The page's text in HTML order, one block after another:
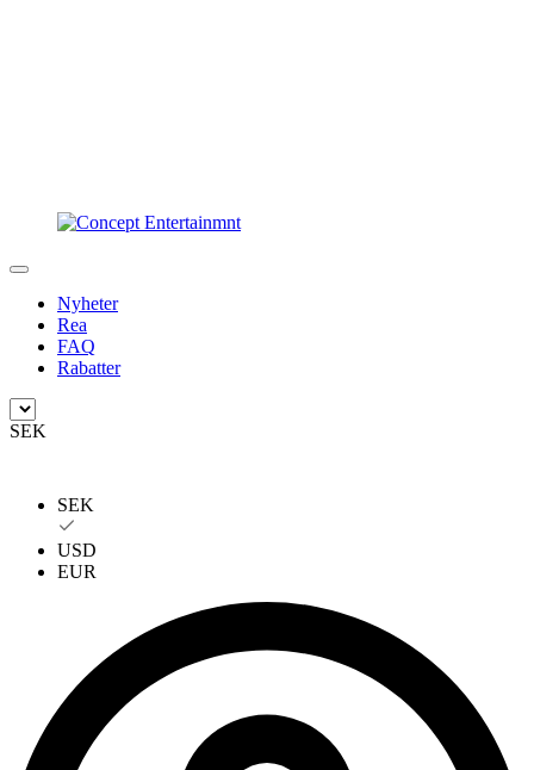
Nyheter
Rea
FAQ
Rabatter
SEK
SEK
USD
EUR